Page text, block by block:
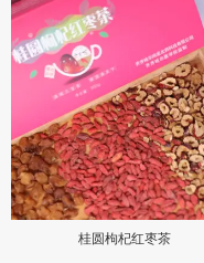
桂圆枸杞红枣茶